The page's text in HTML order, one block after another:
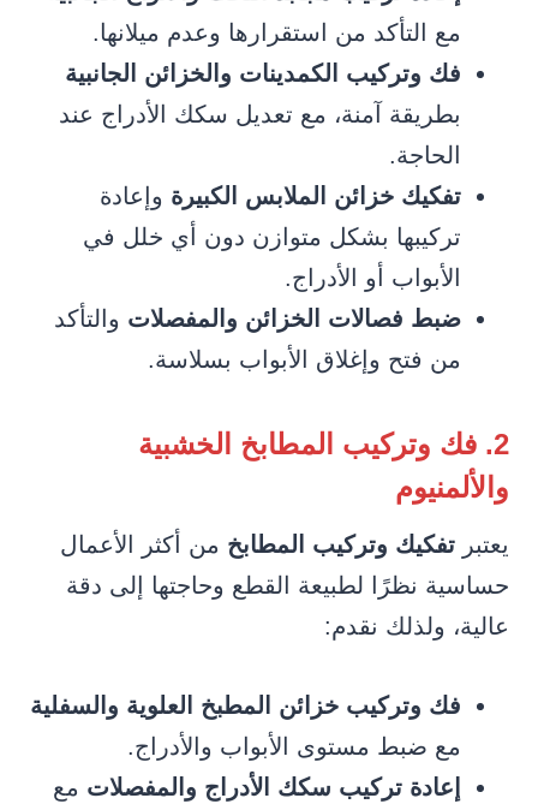
مع التأكد من استقرارها وعدم ميلانها.
فك وتركيب الكمدينات والخزائن الجانبية
بطريقة آمنة، مع تعديل سكك الأدراج عند
الحاجة.
تفكيك خزائن الملابس الكبيرة وإعادة
تركيبها بشكل متوازن دون أي خلل في
الأبواب أو الأدراج.
ضبط فصالات الخزائن والمفصلات والتأكد
من فتح وإغلاق الأبواب بسلاسة.
2. فك وتركيب المطابخ الخشبية
والألمنيوم
يعتبر تفكيك وتركيب المطابخ من أكثر الأعمال
حساسية نظرًا لطبيعة القطع وحاجتها إلى دقة
عالية، ولذلك نقدم:
فك وتركيب خزائن المطبخ العلوية والسفلية
مع ضبط مستوى الأبواب والأدراج.
إعادة تركيب سكك الأدراج والمفصلات مع